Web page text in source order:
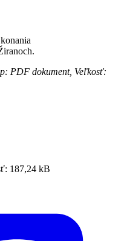
PDF dokument, Veľkosť:
187,24 kB